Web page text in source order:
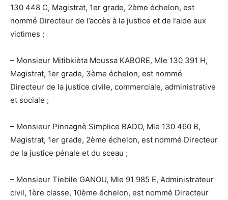
130 448 C, Magistrat, 1er grade, 2ème échelon, est
nommé Directeur de l’accès à la justice et de l’aide aux
victimes ;
– Monsieur Mitibkièta Moussa KABORE, Mle 130 391 H,
Magistrat, 1er grade, 3ème échelon, est nommé
Directeur de la justice civile, commerciale, administrative
et sociale ;
– Monsieur Pinnagnè Simplice BADO, Mle 130 460 B,
Magistrat, 1er grade, 2ème échelon, est nommé Directeur
de la justice pénale et du sceau ;
– Monsieur Tiebile GANOU, Mle 91 985 E, Administrateur
civil, 1ère classe, 10ème échelon, est nommé Directeur